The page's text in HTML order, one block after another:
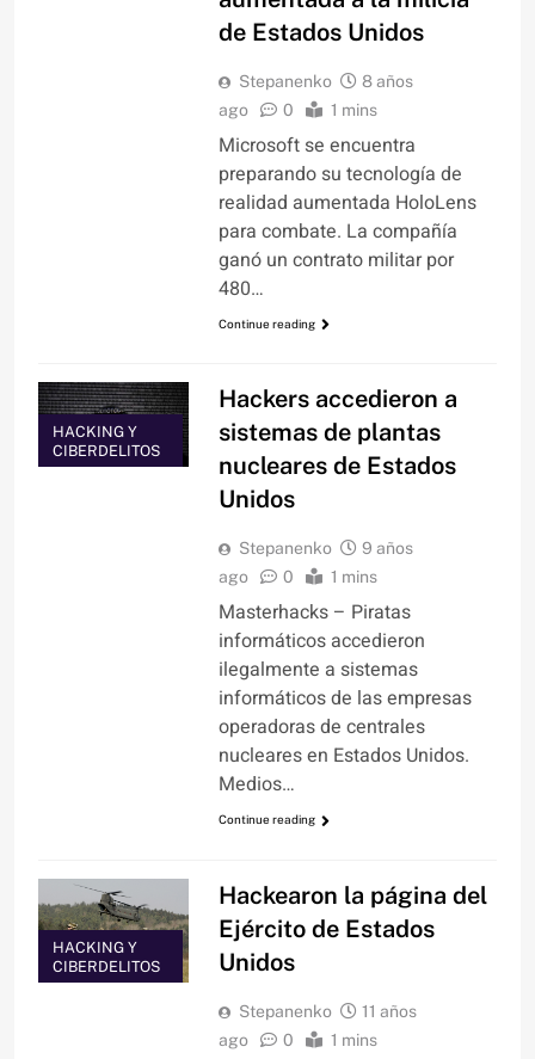
de Estados Unidos
Stepanenko
8 años
ago
0 1 mins
Microsoft se encuentra
preparando su tecnología de
realidad aumentada HoloLens
para combate. La compañía
ganó un contrato militar por
480…
Continue reading
HACKING Y
CIBERDELITOS
Hackers accedieron a
sistemas de plantas
nucleares de Estados
Unidos
Stepanenko
9 años
ago
0 1 mins
Masterhacks – Piratas
informáticos accedieron
ilegalmente a sistemas
informáticos de las empresas
operadoras de centrales
nucleares en Estados Unidos.
Medios…
Continue reading
HACKING Y
CIBERDELITOS
Hackearon la página del
Ejército de Estados
Unidos
Stepanenko
11 años
ago
0 1 mins